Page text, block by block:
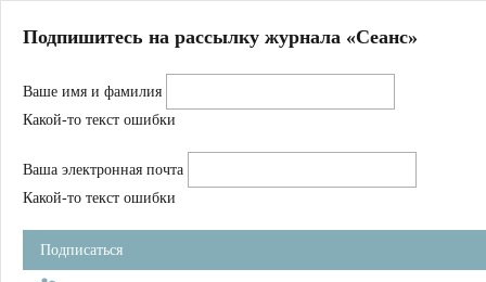
Магазин
Журнал
Школа
Устав
Фильмы
Имена
Тэги
Подпишитесь на рассылку журнала «Сеанс»
Ваше имя и фамилия
Какой-то текст ошибки
Ваша электронная почта
Какой-то текст ошибки
Подписаться